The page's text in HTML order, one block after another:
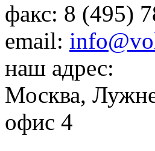
факс: 8 (495)
email:
наш адрес:
Москва,
офис 4